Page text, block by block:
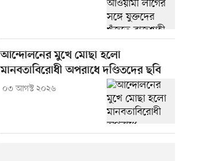
আন্দোলনের মুখে মোছা হলো
মানবতাবিরোধী অপরাধে দণ্ডিতদের ছবি
০৩ আগস্ট ২০২৬